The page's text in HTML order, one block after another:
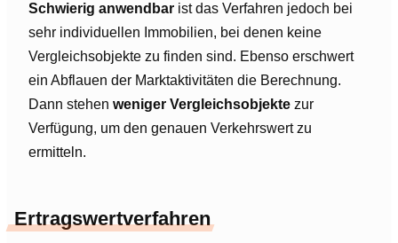
Schwierig anwendbar ist das Verfahren jedoch bei
sehr individuellen Immobilien, bei denen keine
Vergleichsobjekte zu finden sind. Ebenso erschwert
ein Abflauen der Marktaktivitäten die Berechnung.
Dann stehen weniger Vergleichsobjekte zur
Verfügung, um den genauen Verkehrswert zu
ermitteln.
Ertragswertverfahren